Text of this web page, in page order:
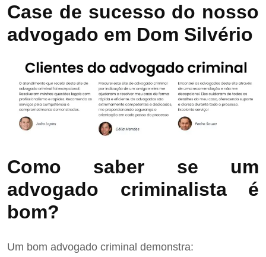
Case de sucesso do nosso
advogado em Dom Silvério
Como saber se um
advogado criminalista é
bom?
Um bom advogado criminal demonstra: